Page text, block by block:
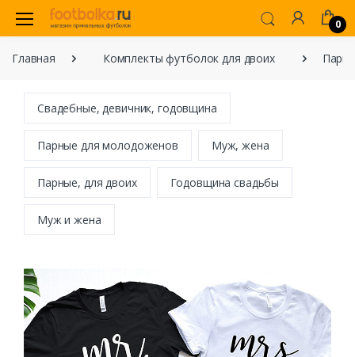
0
Главная Комплекты футболок для двоих
Свадебные, девичник, годовщина
Парные для молодоженов Муж, жена
Парные, для двоих Годовщина свадьбы
Муж и жена